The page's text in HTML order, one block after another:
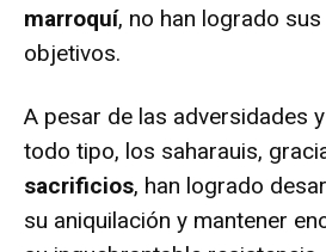
marroquí, no han logrado
objetivos.
A pesar de las adversidades
todo tipo, los saharauis,
sacrificios, han logrado
su aniquilación y mantener